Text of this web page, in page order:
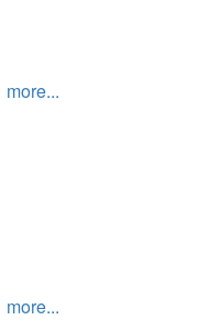
more...
more...